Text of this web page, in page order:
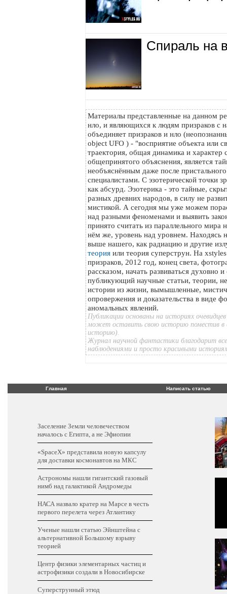
Спираль на
Материалы представленные на данном
нло, и являющихся к людям призраков с
объединяет призраков и нло
object UFO ) - "восприятие объекта или
траектория, общая динамика и характер
общепринятого объяснения, является
необъяснённым даже после
специалистами. С эзотерической точки
как абсурд. Эзотерика - это тайные,
разных древних народов, в силу не
мистикой. А сегодня мы уже можем
над разными феноменами и выявить
принято считать из параллельного мира
нём же, уровень над уровнем. Находясь
выше нашего, как радиацию и другие
теория или теория суперструн. На
призраков, 2012 год, конец света,
рассказом, начать развиваться духовно
публикующий научные статьи, теории,
истории из жизни, вымышленные,
опровержения и доказательства в виде
аномальных явлений.
Публикации основаны на историях
может оставить свою историю поместив в
историю).
Журнал научной фантастики благодарит
наблюдениями и просто красивыми
Главная Написать статью
Заселение Земли человечеством
началось с Египта, а не Эфиопии
«SpaceX» представила новую капсулу
для доставки космонавтов на МКС
Астрономы нашли гигантский газовый
нимб над галактикой Андромеды
НАСА назвало кратер на Марсе в честь
первого перелета через Атлантику
Ученые нашли статью Эйнштейна с
альтернативной Большому взрыву
теорией
Центр физики элементарных частиц и
астрофизики создали в Новосибирске
Суперструнный этюд